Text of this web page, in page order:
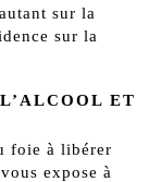
sur la
sur la
ET
foie à libérer
expose à